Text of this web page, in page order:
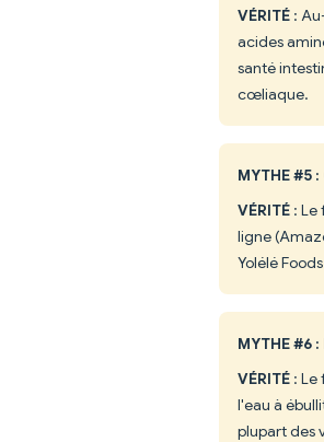
VÉRITÉ :
acides
santé
cœliaque.
MYTHE
VÉRITÉ : Le
ligne
Yolélé
MYTHE
VÉRITÉ : Le
l'eau à
plupart des